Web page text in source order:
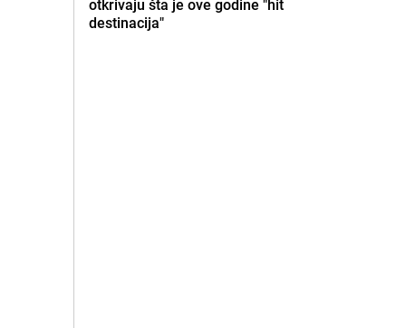
otkrivaju šta je ove godine "hit
destinacija"